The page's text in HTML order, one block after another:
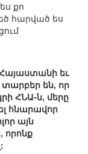
քո
հարված ես
Հայաստանի եւ
տարբեր են, որ
ՀՆԱ-ն, մերը
հնարավոր
այն
որոնք